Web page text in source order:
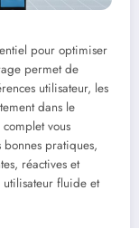
pour optimiser
permet de
utilisateur, les
dans le
vous
bonnes pratiques,
réactives et
utilisateur fluide et